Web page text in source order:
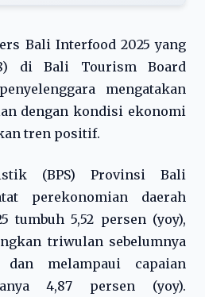
Bali Interfood 2025 yang
di Bali Tourism Board
mengatakan
dengan kondisi ekonomi
tren positif.
(BPS) Provinsi Bali
perekonomian daerah
tumbuh 5,52 persen (yoy),
triwulan sebelumnya
melampaui capaian
4,87 persen (yoy).